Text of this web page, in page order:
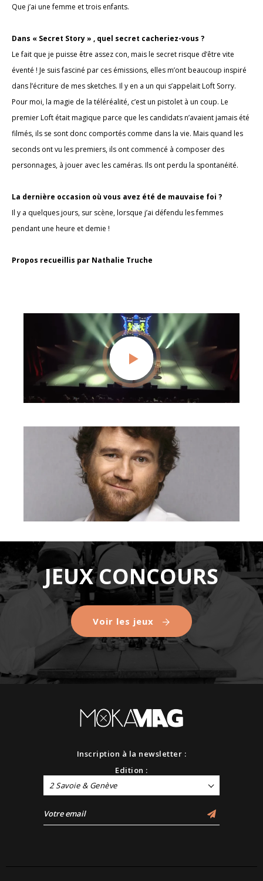
Que j’ai une femme et trois enfants.
Dans « Secret Story » , quel secret cacheriez-vous ?
Le fait que je puisse être assez con, mais le secret risque d’être vite
éventé ! Je suis fasciné par ces émissions, elles m’ont beaucoup inspiré
dans l’écriture de mes sketches. Il y en a un qui s’appelait Loft Sorry.
Pour moi, la magie de la téléréalité, c’est un pistolet à un coup. Le
premier Loft était magique parce que les candidats n’avaient jamais été
filmés, ils se sont donc comportés comme dans la vie. Mais quand les
seconds ont vu les premiers, ils ont commencé à composer des
personnages, à jouer avec les caméras. Ils ont perdu la spontanéité.
La dernière occasion où vous avez été de mauvaise foi ?
Il y a quelques jours, sur scène, lorsque j’ai défendu les femmes
pendant une heure et demie !
Propos recueillis par Nathalie Truche
JEUX CONCOURS
Voir les jeux
Inscription à la newsletter :
Edition :
2 Savoie & Genève